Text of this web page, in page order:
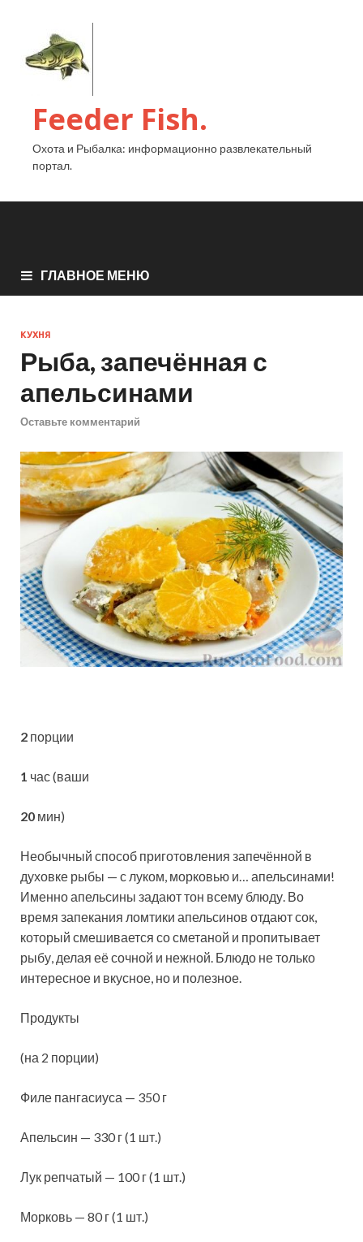
Feeder Fish.
Охота и Рыбалка: информационно развлекательный
портал.
ГЛАВНОЕ МЕНЮ
КУХНЯ
Рыба, запечённая с
апельсинами
Оставьте комментарий
2 порции
1 час (ваши
20 мин)
Необычный способ приготовления запечённой в
духовке рыбы — с луком, морковью и… апельсинами!
Именно апельсины задают тон всему блюду. Во
время запекания ломтики апельсинов отдают сок,
который смешивается со сметаной и пропитывает
рыбу, делая её сочной и нежной. Блюдо не только
интересное и вкусное, но и полезное.
Продукты
(на 2 порции)
Филе пангасиуса — 350 г
Апельсин — 330 г (1 шт.)
Лук репчатый — 100 г (1 шт.)
Морковь — 80 г (1 шт.)